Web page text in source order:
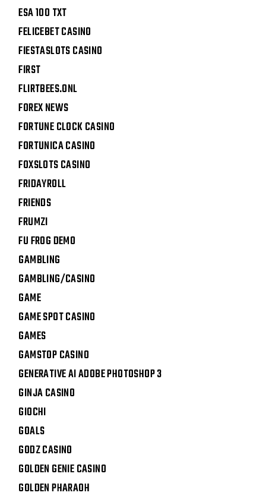
ESA 100 TXT
FELICEBET CASINO
FIESTASLOTS CASINO
FIRST
FLIRTBEES.ONL
FOREX NEWS
FORTUNE CLOCK CASINO
FORTUNICA CASINO
FOXSLOTS CASINO
FRIDAYROLL
FRIENDS
FRUMZI
FU FROG DEMO
GAMBLING
GAMBLING/CASINO
GAME
GAME SPOT CASINO
GAMES
GAMSTOP CASINO
GENERATIVE AI ADOBE PHOTOSHOP 3
GINJA CASINO
GIOCHI
GOALS
GODZ CASINO
GOLDEN GENIE CASINO
GOLDEN PHARAOH